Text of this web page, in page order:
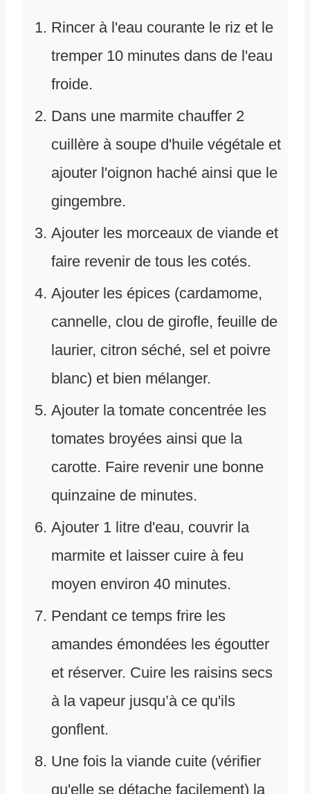
Rincer à l'eau courante le riz et le
tremper 10 minutes dans de l'eau
froide.
Dans une marmite chauffer 2
cuillère à soupe d'huile végétale et
ajouter l'oignon haché ainsi que le
gingembre.
Ajouter les morceaux de viande et
faire revenir de tous les cotés.
Ajouter les épices (cardamome,
cannelle, clou de girofle, feuille de
laurier, citron séché, sel et poivre
blanc) et bien mélanger.
Ajouter la tomate concentrée les
tomates broyées ainsi que la
carotte. Faire revenir une bonne
quinzaine de minutes.
Ajouter 1 litre d'eau, couvrir la
marmite et laisser cuire à feu
moyen environ 40 minutes.
Pendant ce temps frire les
amandes émondées les égoutter
et réserver. Cuire les raisins secs
à la vapeur jusqu’à ce qu'ils
gonflent.
Une fois la viande cuite (vérifier
qu'elle se détache facilement) la